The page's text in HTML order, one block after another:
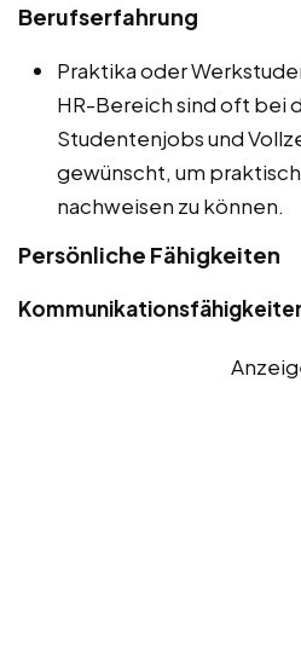
Berufserfahrung
Praktika oder
HR-Bereich sind oft bei
Studentenjobs und
gewünscht, um
nachweisen zu können.
Persönliche Fähigkeiten